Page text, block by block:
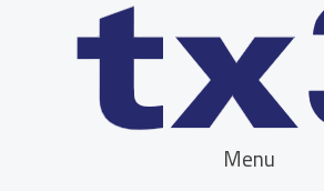
Menu